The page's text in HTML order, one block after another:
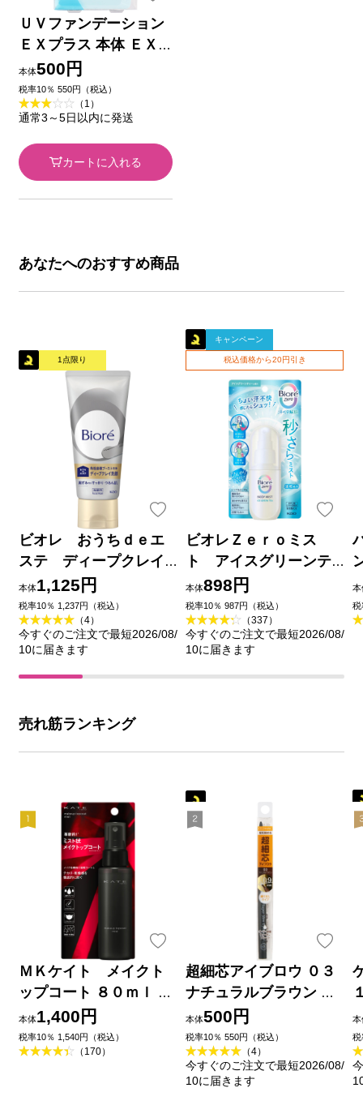
ＵＶファンデーション
ＥＸプラス 本体 ＥＸ
２ライトオークル ＿
セザンヌ化粧品
本体500円
税率10％ 550円（税込）
（1）
通常3～5日以内に発送
カートに入れる
あなたへのおすすめ商品
1点限り
ビオレ おうちｄｅエ
ステ ディープクレイ
洗顔 １８０ｇ 花王
本体1,125円
税率10％ 1,237円（税込）
（4）
今すぐのご注文で最短2026/08/
10に届きます
キャンペーン
税込価格から20円引き
ビオレＺｅｒｏミス
ト アイスグリーンテ
ィーの香り ６０ｍＬ 花
王
本体898円
税率10％ 987円（税込）
（337）
今すぐのご注文で最短2026/08/
10に届きます
本
税
売れ筋ランキング
ＭＫケイト メイクト
ップコート ８０ｍｌ カ
ネボウ化粧品
本体1,400円
税率10％ 1,540円（税込）
（170）
超細芯アイブロウ ０３
ナチュラルブラウン ＿
セザンヌ化粧品
本体500円
税率10％ 550円（税込）
（4）
今すぐのご注文で最短2026/08/
10に届きます
本
税